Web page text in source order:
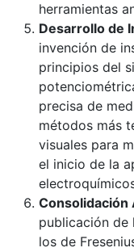
herramientas
Desarrollo de
invención de
principios del
precisa de
métodos más
visuales para
el inicio de la
Consolidación
publicación
los de